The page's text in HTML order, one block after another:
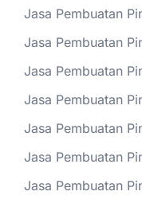
Jasa Pembuatan
Jasa Pembuatan
Jasa Pembuatan
Jasa Pembuatan
Jasa Pembuatan
Jasa Pembuatan
Jasa Pembuatan